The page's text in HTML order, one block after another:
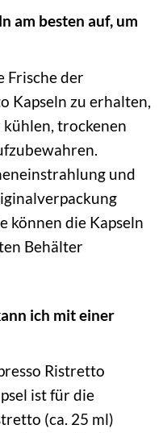
am besten auf, um
Frische der
Kapseln zu erhalten,
kühlen, trockenen
und
können die Kapseln
Behälter
ich mit einer
Ristretto
ist für die
(ca. 25 ml)